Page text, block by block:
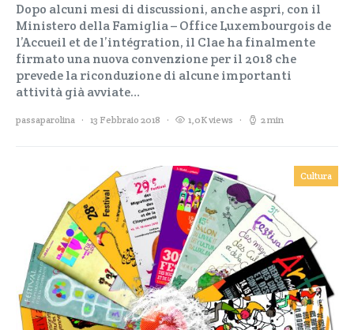
Dopo alcuni mesi di discussioni, anche aspri, con il
Ministero della Famiglia – Office Luxembourgois de
l’Accueil et de l’intégration, il Clae ha finalmente
firmato una nuova convenzione per il 2018 che
prevede la riconduzione di alcune importanti
attività già avviate…
passaparolina 13 Febbraio 2018 1,0K views 2 min
Cultura